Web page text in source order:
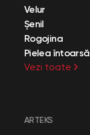
Velur
Șenil
Rogojina
Pielea întoarsă
Vezi toate
ARTEKS